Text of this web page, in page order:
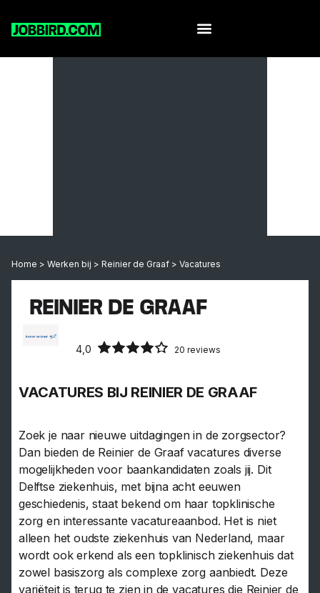
Home > Werken bij > Reinier de Graaf> Vacatures
4,0 20 reviews
REINIER DE GRAAF
VACATURES BIJ REINIER DE GRAAF
Zoek je naar nieuwe uitdagingen in de zorgsector?
Dan bieden de Reinier de Graaf vacatures diverse
mogelijkheden voor baankandidaten zoals jij. Dit
Delftse ziekenhuis, met bijna acht eeuwen
geschiedenis, staat bekend om haar topklinische
zorg en interessante vacatureaanbod. Het is niet
alleen het oudste ziekenhuis van Nederland, maar
wordt ook erkend als een topklinisch ziekenhuis dat
zowel basiszorg als complexe zorg aanbiedt. Deze
variëteit is terug te zien in de vacatures die Reinier de